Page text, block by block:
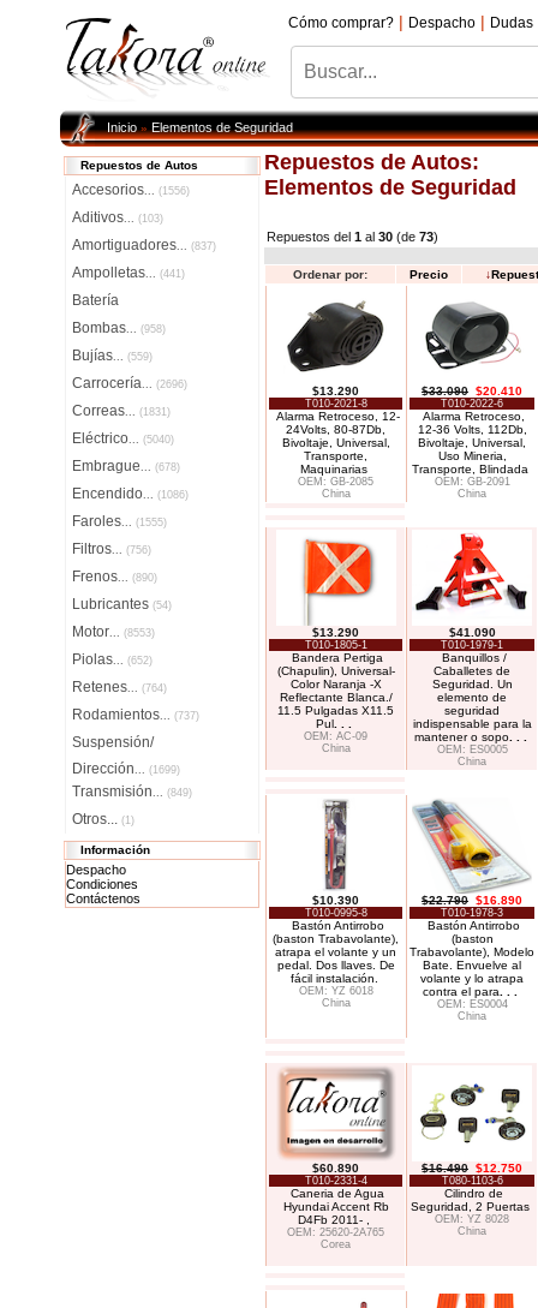
Cómo comprar? | Despacho | Dudas
Inicio»Elementos de Seguridad
Repuestos de Autos
Accesorios... (1556)
Aditivos... (103)
Amortiguadores... (837)
Ampolletas... (441)
Batería
Bombas... (958)
Bujías... (559)
Carrocería... (2696)
Correas... (1831)
Eléctrico... (5040)
Embrague... (678)
Encendido... (1086)
Faroles... (1555)
Filtros... (756)
Frenos... (890)
Lubricantes (54)
Motor... (8553)
Piolas... (652)
Retenes... (764)
Rodamientos... (737)
Suspensión/
Dirección... (1699)
Transmisión... (849)
Otros... (1)
Información
Despacho
Condiciones
Contáctenos
Repuestos de Autos:
Elementos de Seguridad
Repuestos del 1 al 30 (de 73)
Ordenar por: Precio ↓
$13.290
T010-2021-8
Alarma Retroceso, 12-
24Volts, 80-87Db,
Bivoltaje, Universal,
Transporte,
Maquinarias
OEM: GB-2085
China
$33.090 $20.410
T010-2022-6
Alarma Retroceso,
12-36 Volts, 112Db,
Bivoltaje, Universal,
Uso Mineria,
Transporte, Blindada
OEM: GB-2091
China
$13.290
T010-1805-1
Bandera Pertiga
(Chapulin), Universal-
Color Naranja -X
Reflectante Blanca./
11.5 Pulgadas X11.5
Pul
OEM: AC-09
China
$41.090
T010-1979-1
Banquillos /
Caballetes de
Seguridad. Un
elemento de
seguridad
indispensable para la
mantener o sopo. . .
OEM: ES0005
China
$10.390
T010-0995-8
Bastón Antirrobo
(baston Trabavolante),
atrapa el volante y un
pedal. Dos llaves. De
fácil instalación.
OEM: YZ 6018
China
$22.790 $16.890
T010-1978-3
Bastón Antirrobo
(baston
Trabavolante), Modelo
Bate. Envuelve al
volante y lo atrapa
contra el para
OEM: ES0004
China
$60.890
T010-2331-4
Caneria de Agua
Hyundai Accent Rb
D4Fb 2011- ,
OEM: 25620-2A765
Corea
$16.490 $12.750
T080-1103-6
Cilindro de
Seguridad, 2 Puertas
OEM: YZ 8028
China